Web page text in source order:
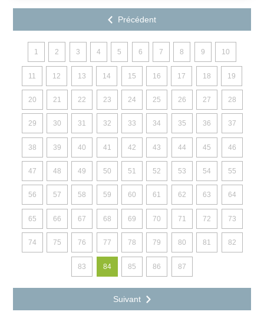
1 2 3 4 5 6 7 8 9 10
11 12 13 14 15 16 17 18 19
20 21 22 23 24 25 26 27 28
29 30 31 32 33 34 35 36 37
38 39 40 41 42 43 44 45 46
47 48 49 50 51 52 53 54 55
56 57 58 59 60 61 62 63 64
65 66 67 68 69 70 71 72 73
74 75 76 77 78 79 80 81 82
83 84 85 86 87